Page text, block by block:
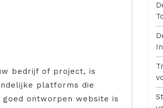
bedrijf of project, is
platforms die
ontworpen website is